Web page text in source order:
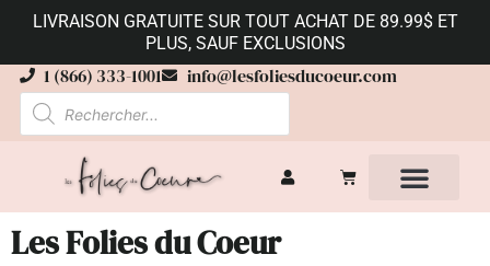
LIVRAISON GRATUITE SUR TOUT ACHAT DE 89.99$ ET
PLUS, SAUF EXCLUSIONS
1 (866) 333-1001 info@lesfoliesducoeur.com
Les Folies du Coeur